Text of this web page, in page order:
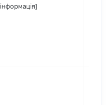
інформація]